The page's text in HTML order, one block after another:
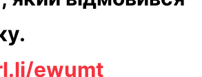
ewumt